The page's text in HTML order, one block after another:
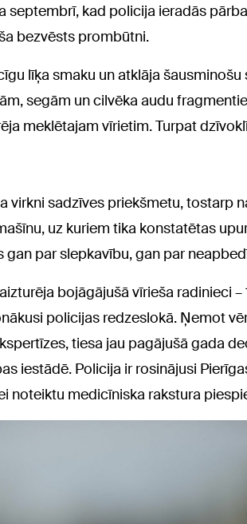
septembrī, kad policija ieradās
bezvēsts prombūtni.
līķa smaku un atklāja
segām un cilvēka audu
meklētajam vīrietim. Turpat
virkni sadzīves priekšmetu, tostarp
uz kuriem tika konstatētas
par slepkavību, gan par
bojāgājušā vīrieša radinieci
policijas redzeslokā. Ņemot
tiesa jau pagājušā gada
iestādē. Policija ir rosinājusi
noteiktu medicīniska rakstura